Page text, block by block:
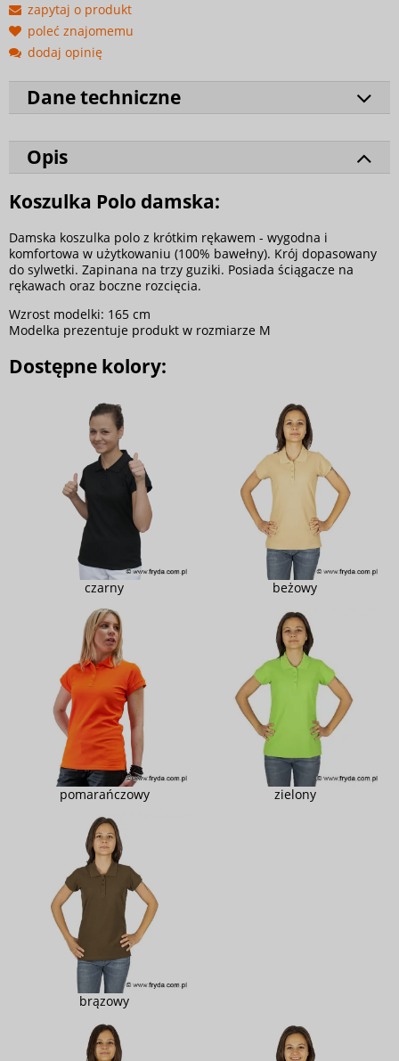
zapytaj o produkt
poleć znajomemu
dodaj opinię
Dane techniczne
Opis
Koszulka Polo damska:
Damska koszulka polo z krótkim rękawem - wygodna i
komfortowa w użytkowaniu (100% bawełny). Krój dopasowany
do sylwetki. Zapinana na trzy guziki. Posiada ściągacze na
rękawach oraz boczne rozcięcia.
Wzrost modelki: 165 cm
Modelka prezentuje produkt w rozmiarze M
Dostępne kolory:
czarny beżowy
pomarańczowy zielony
brązowy